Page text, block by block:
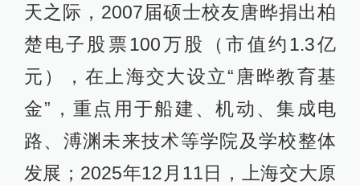
天之际，2007届硕士校友唐晔捐出柏
楚电子股票100万股（市值约1.3亿
元），在上海交大设立“唐晔教育基
金”，重点用于船建、机动、集成电
路、溥渊未来技术等学院及学校整体
发展；2025年12月11日，上海交大原